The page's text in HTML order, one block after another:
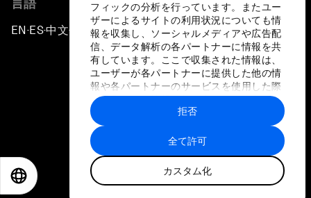
フィックの分析を行っています。またユー
ザーによるサイトの利用状況についても情
報を収集し、ソーシャルメディアや広告配
信、データ解析の各パートナーに情報を共
有しています。ここで収集された情報は、
ユーザーが各パートナーに提供した他の情
報や各パートナーのサービスを使用した際
に収集された情報と組み合わされ、各パー
トナーによって使用されることがありま
す。
全て許可
カスタム化
拒否
言語
EN ▪ES▪中文▪ 日本語
プライバシーポリシーと利用規約
サイトマップ
©
世界経済フォーラム